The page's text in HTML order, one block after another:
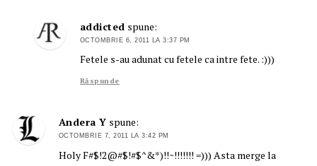
addicted spune:
OCTOMBRIE 6, 2011 LA 3:37 PM
Fetele s-au adunat cu fetele ca intre fete. :)))
Răspunde
Andera Y spune:
OCTOMBRIE 7, 2011 LA 3:42 PM
Holy F#$!2@#$!#$^&*)!!~!!!!!!! =))) Asta merge la